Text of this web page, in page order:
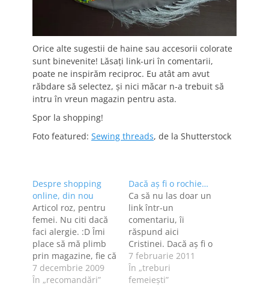
Orice alte sugestii de haine sau accesorii colorate
sunt binevenite! Lăsaţi link-uri în comentarii,
poate ne inspirăm reciproc. Eu atât am avut
răbdare să selectez, şi nici măcar n-a trebuit să
intru în vreun magazin pentru asta.
Spor la shopping!
Foto featured: Sewing threads, de la Shutterstock
Despre shopping
online, din nou
Articol roz, pentru
femei. Nu citi dacă
faci alergie. :D Îmi
place să mă plimb
prin magazine, fie că
merg la
cumpărături, fie că
7 decembrie 2009
În „recomandări”
Dacă aş fi o rochie…
Ca să nu las doar un
link într-un
comentariu, îi
răspund aici
Cristinei. Dacă aş fi o
rochie, probabil că
aş fi dintr-un
material foarte
7 februarie 2011
În „treburi
femeieşti”